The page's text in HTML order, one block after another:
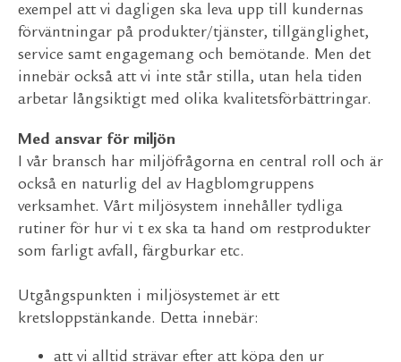
exempel att vi dagligen ska leva upp till kundernas
förväntningar på produkter/tjänster, tillgänglighet,
service samt engagemang och bemötande. Men det
innebär också att vi inte står stilla, utan hela tiden
arbetar långsiktigt med olika kvalitetsförbättringar.
Med ansvar för miljön
I vår bransch har miljöfrågorna en central roll och är
också en naturlig del av Hagblomgruppens
verksamhet. Vårt miljösystem innehåller tydliga
rutiner för hur vi t ex ska ta hand om restprodukter
som farligt avfall, färgburkar etc.
Utgångspunkten i miljösystemet är ett
kretsloppstänkande. Detta innebär:
att vi alltid strävar efter att köpa den ur